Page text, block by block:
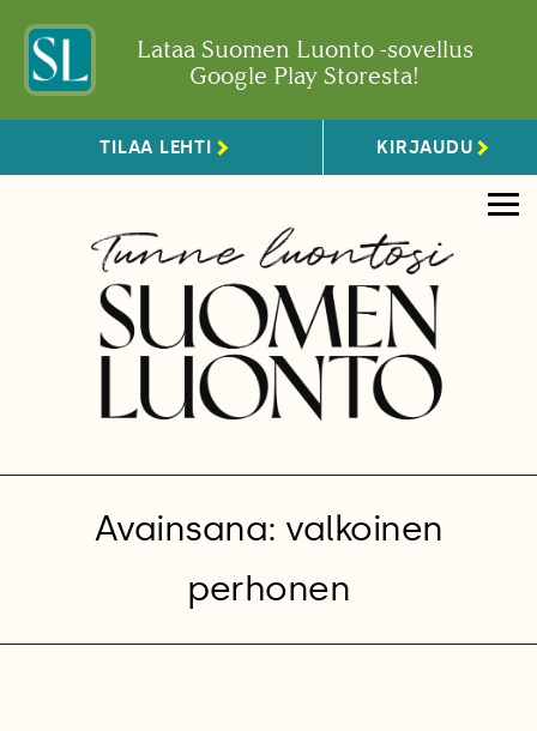
Lataa Suomen Luonto -sovellus
Google Play Storesta!
TILAA LEHTI KIRJAUDU
Avainsana: valkoinen
perhonen